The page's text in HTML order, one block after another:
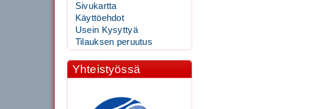
Sivukartta
Käyttöehdot
Usein Kysyttyä
Tilauksen peruutus
Yhteistyössä